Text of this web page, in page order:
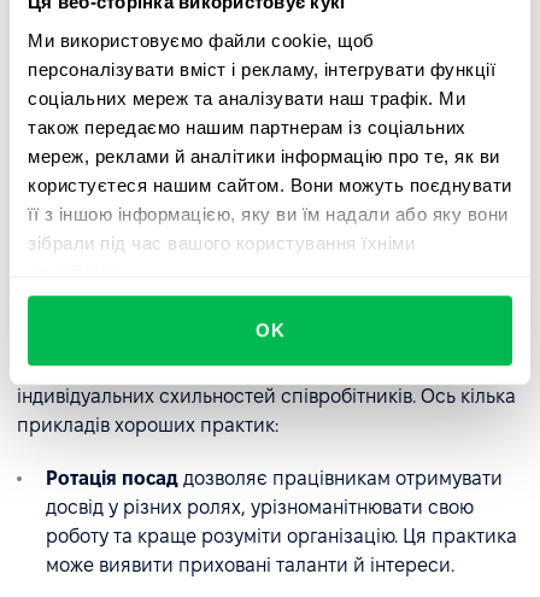
Ми використовуємо файли cookie, щоб
персоналізувати вміст і рекламу, інтегрувати функції
соціальних мереж та аналізувати наш трафік. Ми
також передаємо нашим партнерам із соціальних
мереж, реклами й аналітики інформацію про те, як ви
користуєтеся нашим сайтом. Вони можуть поєднувати
її з іншою інформацією, яку ви їм надали або яку вони
зібрали під час вашого користування їхніми
OK
зменшує їхню залученість.
Надмірний ентузіазм щодо цього методу може бути
шкідливим для працівників, завантажуючи їх
стресом і, на жаль, ведучи до більшої плинності
кадрів.
Елементи процесу збагачення
праці
Збагачення роботи може приймати різні форми,
залежно від специфіки організації, галузі та
індивідуальних схильностей співробітників. Ось кілька
прикладів хороших практик:
Ротація посад дозволяє працівникам отримувати
досвід у різних ролях, урізноманітнювати свою
роботу та краще розуміти організацію. Ця практика
може виявити приховані таланти й інтереси.